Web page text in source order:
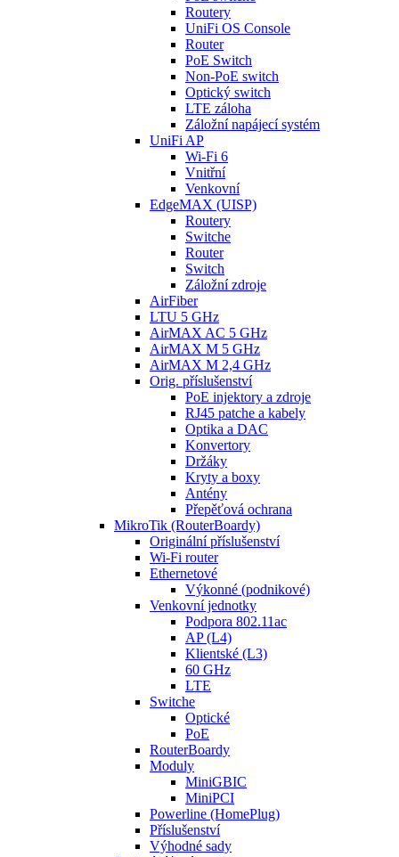
Routery
UniFi OS Console
Router
PoE Switch
Non-PoE switch
Optický switch
LTE záloha
Záložní napájecí systém
UniFi AP
Wi-Fi 6
Vnitřní
Venkovní
EdgeMAX (UISP)
Routery
Switche
Router
Switch
Záložní zdroje
AirFiber
LTU 5 GHz
AirMAX AC 5 GHz
AirMAX M 5 GHz
AirMAX M 2,4 GHz
Orig. příslušenství
PoE injektory a zdroje
RJ45 patche a kabely
Optika a DAC
Konvertory
Držáky
Kryty a boxy
Antény
Přepěťová ochrana
MikroTik (RouterBoardy)
Originální příslušenství
Wi-Fi router
Ethernetové
Výkonné (podnikové)
Venkovní jednotky
Podpora 802.11ac
AP (L4)
Klientské (L3)
60 GHz
LTE
Switche
Optické
PoE
RouterBoardy
Moduly
MiniGBIC
MiniPCI
Powerline (HomePlug)
Příslušenství
Výhodné sady